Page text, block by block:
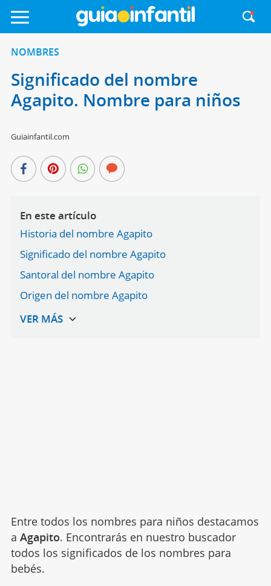
NOMBRES
Significado del nombre
Agapito. Nombre para niños
Guiainfantil.com
En este artículo
Historia del nombre Agapito
Significado del nombre Agapito
Santoral del nombre Agapito
Origen del nombre Agapito
Entre todos los nombres para niños destacamos
a Agapito. Encontrarás en nuestro buscador
todos los significados de los nombres para
bebés.